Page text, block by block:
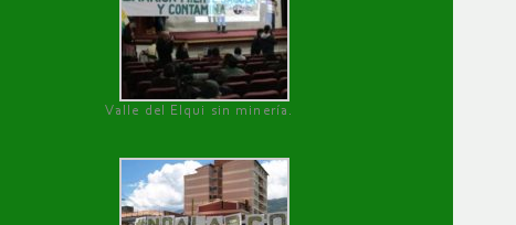
Valle del Elqui sin minería.